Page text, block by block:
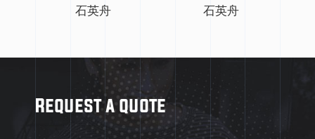
石英舟 石英舟
Request a quote